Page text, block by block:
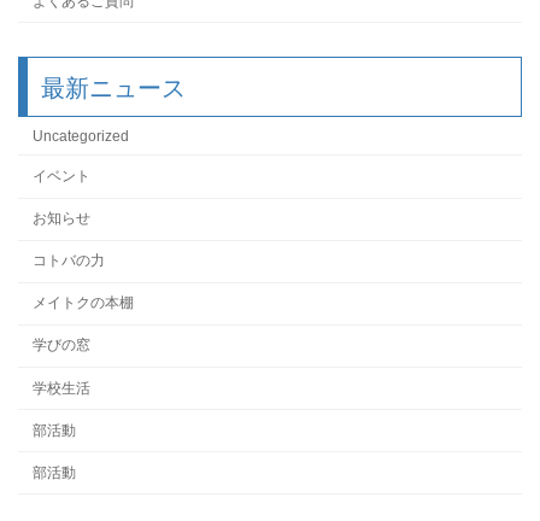
最新ニュース
Uncategorized
イベント
お知らせ
コトバの力
メイトクの本棚
学びの窓
学校生活
部活動
部活動